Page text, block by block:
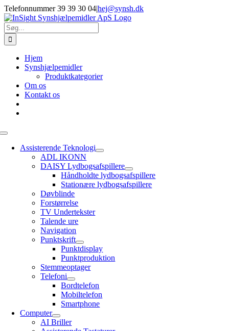
Skip
to
content
Telefonnummer 39 39 30 04|hej@synsh.dk
Søg
efter:
Hjem
Synshjælpemidler
Produktkategorier
Om os
Kontakt os
Toggle
NavigationAssisterende Teknologi
ADL IKONN
DAISY Lydbogsafspillere
Håndholdte lydbogsafspillere
Stationære lydbogsafspillere
Døvblinde
Forstørrelse
TV Undertekster
Talende ure
Navigation
Punktskrift
Punktdisplay
Punktproduktion
Stemmeoptager
Telefoni
Bordtelefon
Mobiltelefon
Smartphone
Computer
AI Briller